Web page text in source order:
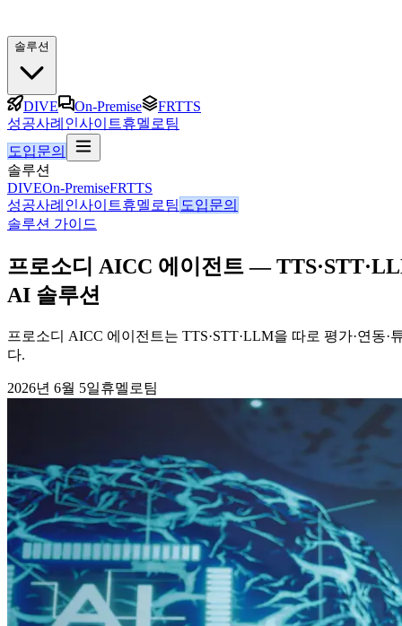
솔루션
DIVE On-Premise
FRTTS
성공사례 인사이트휴멜로팀
도입문의
솔루션
DIVEOn-PremiseFRTTS
성공사례 인사이트휴멜로팀 도입문의
솔루션 가이드
프로소디 AICC 에이전트 —
AI 솔루션
프로소디 AICC 에이전트는 TTS·STT·LLM을 따로 평가·연
다.
2026년 6월 5일휴멜로팀